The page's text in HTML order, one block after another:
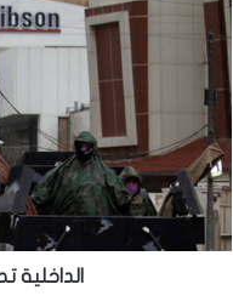
التعليمات
الخاصة
بحظر
التجوال
الداخلية